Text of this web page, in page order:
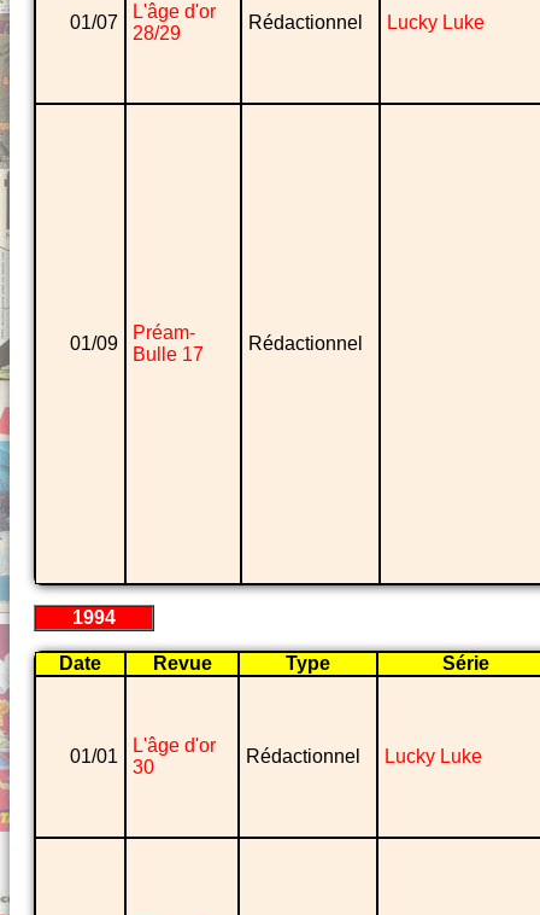
01/07
L'âge d'or
28/29
Rédactionnel Lucky Luke
01/09
Préam-
Bulle 17
Rédactionnel
1994
Date Revue Type Série
01/01
L'âge d'or
30
Rédactionnel Lucky Luke